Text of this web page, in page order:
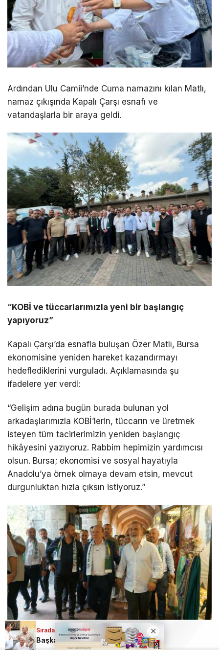
Ardından Ulu Camii’nde Cuma namazını kılan Matlı,
namaz çıkışında Kapalı Çarşı esnafı ve
vatandaşlarla bir araya geldi.
“KOBİ ve tüccarlarımızla yeni bir başlangıç
yapıyoruz”
Kapalı Çarşı’da esnafla buluşan Özer Matlı, Bursa
ekonomisine yeniden hareket kazandırmayı
hedeflediklerini vurguladı. Açıklamasında şu
ifadelere yer verdi:
“Gelişim adına bugün burada bulunan yol
arkadaşlarımızla KOBİ’lerin, tüccarın ve üretmek
isteyen tüm tacirlerimizin yeniden başlangıç
hikâyesini yazıyoruz. Rabbim hepimizin yardımcısı
olsun. Bursa; ekonomisi ve sosyal hayatıyla
Anadolu’ya örnek olmaya devam etsin, mevcut
durgunluktan hızla çıksın istiyoruz.”
Bursa’nın üretim gücüne dikkat çeken Matlı, şehrin
Sıradaki Haber
Başkan Aydın, vatandaşların görüş, talep ve önerilerini yerinde dinledi